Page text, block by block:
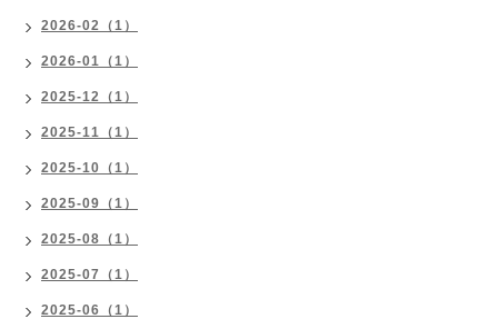
2026-02（1）
2026-01（1）
2025-12（1）
2025-11（1）
2025-10（1）
2025-09（1）
2025-08（1）
2025-07（1）
2025-06（1）